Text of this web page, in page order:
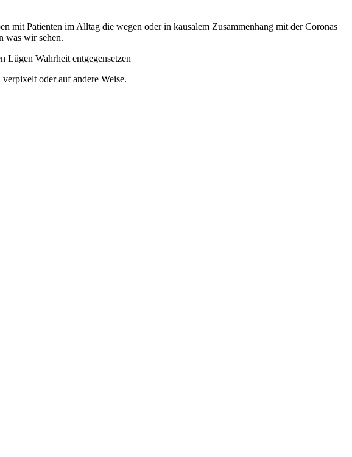
mit Patienten im Alltag die wegen oder in kausalem Zusammenhang mit der Coronas
was wir sehen.
Lügen Wahrheit entgegensetzen
oder auf andere Weise.